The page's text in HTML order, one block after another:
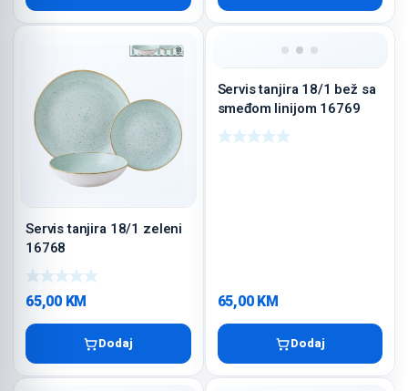
Servis tanjira 18/1 zeleni
16768
65,00 KM
Dodaj
Servis tanjira 18/1 bež sa
smeđom linijom 16769
65,00KM
Dodaj